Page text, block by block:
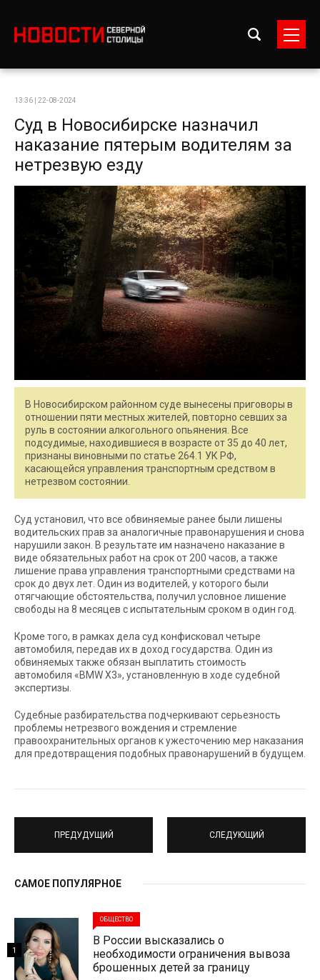
13:36 | 22-08-2024
Суд в Новосибирске назначил
наказание пятерым водителям за
нетрезвую езду
В Новосибирском районном суде вынесены приговоры в
отношении пяти местных жителей, повторно севших за
руль в состоянии алкогольного опьянения. Все
подсудимые, находившиеся в возрасте от 35 до 40 лет,
признаны виновными по статье 264.1 УК РФ,
касающейся управления транспортным средством в
нетрезвом состоянии.
Суд установил, что все обвиняемые ранее были лишены
водительских прав за аналогичные правонарушения и снова
нарушили закон. В результате им назначено наказание в
виде обязательных работ на срок от 200 часов, а также
лишение права управления транспортными средствами на
срок до двух лет. Один из водителей, у которого были
отягчающие обстоятельства, получил условное лишение
свободы на 8 месяцев с испытательным сроком в один год.
Кроме того, в рамках дела суд конфисковал четыре
автомобиля, передав их в доход государства. Один из
обвиняемых также обязан выплатить стоимость
автомобиля «BMW Х3», установленную в ходе судебной
экспертизы.
Судебные разбирательства подчеркивают серьезность
проблемы нетрезвого вождения и стремление
правоохранительных органов к ужесточению мер наказания
для предотвращения подобных правонарушений в будущем.
ПРЕДУДУЩИЙ СЛЕДУЮЩИЙ
САМОЕ ПОПУЛЯРНОЕ
ОБЩЕСТВО
В России высказались о
необходимости ограничения вывоза
брошенных детей за границу
1